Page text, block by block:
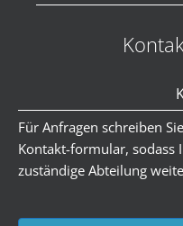
Für Anfragen schreiben
Kontakt-formular, sodass
zuständige Abteilung